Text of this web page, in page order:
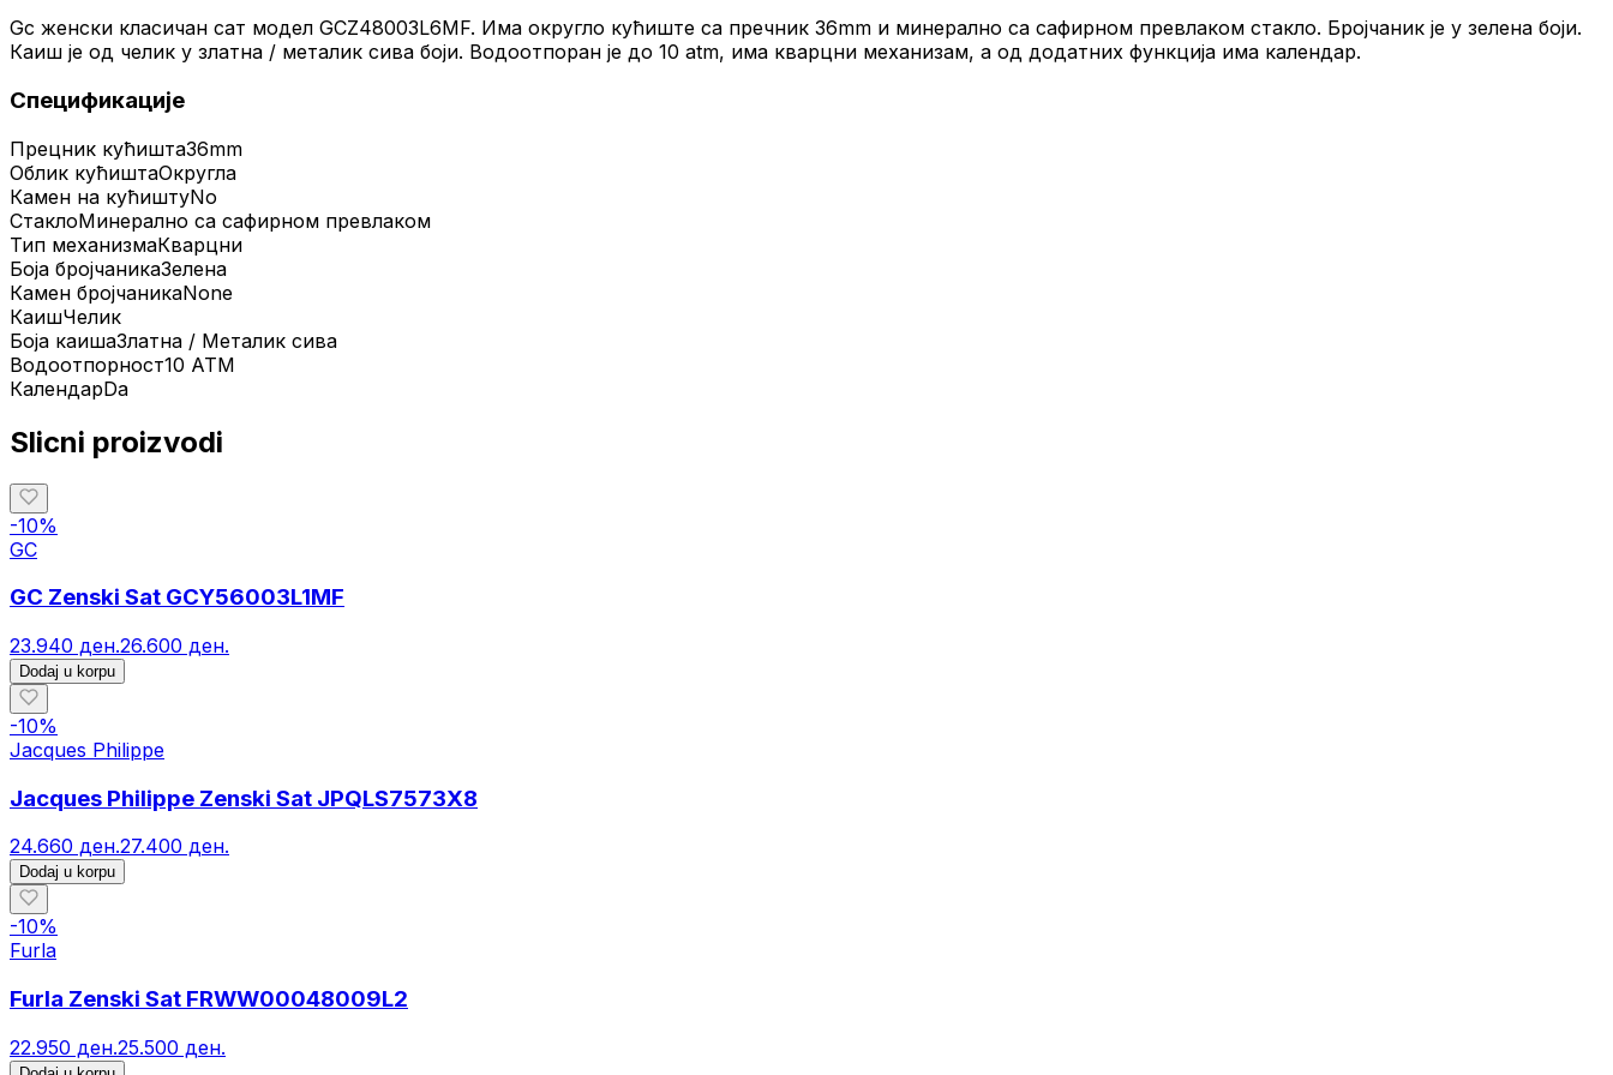
Gc женски класичан сат модел GCZ48003L6MF. Има округло кућиште са пречник 36mm и минерално са сафирном превлаком стакло. Бројчаник је у зелена боји.
Каиш је од челик у златна / металик сива боји. Водоотпоран је до 10 atm, има кварцни механизам, а од додатних функција има календар.
Спецификације
Прецник кућишта36mm
Облик кућиштаОкругла
Камен на кућиштуNo
СтаклоМинерално са сафирном превлаком
Тип механизмаКварцни
Боја бројчаникаЗелена
Камен бројчаникаNone
КаишЧелик
Боја каишаЗлатна / Металик сива
Водоотпорност10 ATM
КалендарDa
Slicni proizvodi
-10%
GC
GC Zenski Sat GCY56003L1MF
23.940 ден.26.600 ден.
Dodaj u korpu
-10%
Jacques Philippe
Jacques Philippe Zenski Sat JPQLS7573X8
24.660 ден.27.400 ден.
Dodaj u korpu
-10%
Furla
Furla Zenski Sat FRWW00048009L2
22.950 ден.25.500 ден.